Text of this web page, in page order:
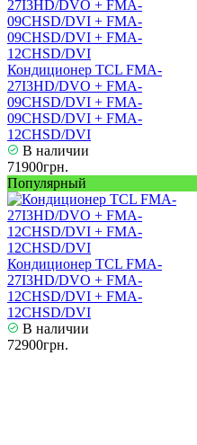
Кондиционер TCL FMA-
27I3HD/DVO + FMA-
09CHSD/DVI + FMA-
09CHSD/DVI + FMA-
12CHSD/DVI
В наличии
71900грн.
Популярный
Кондиционер TCL FMA-
27I3HD/DVO + FMA-
12CHSD/DVI + FMA-
12CHSD/DVI
В наличии
72900грн.